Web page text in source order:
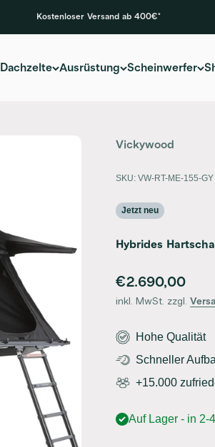
Kostenloser Versand ab 400€*
Dachzelte Ausrüstung Scheinwerfer
Vickywood
SKU: VW-RT-ME-155-GY
Jetzt neu
Hybrides
Angebot
€2.690,00
inkl. MwSt. zzgl.
Hohe Qualität
Schneller
+15.000
Auf Lager - in 2-